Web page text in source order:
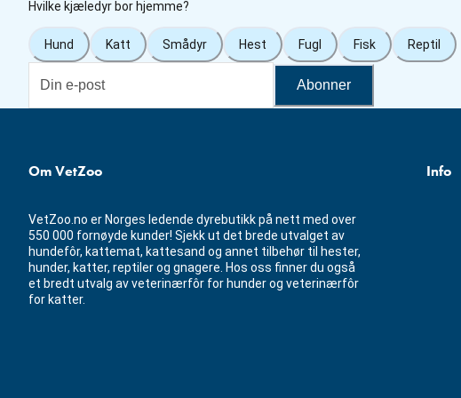
Hvilke kjæledyr bor hjemme?
Hund Katt Smådyr Hest Fugl Fisk Reptil
Abonner
Om VetZoo
VetZoo.no er Norges ledende dyrebutikk på nett med over
550 000 fornøyde kunder! Sjekk ut det brede utvalget av
hundefôr, kattemat, kattesand og annet tilbehør til hester,
hunder, katter, reptiler og gnagere. Hos oss finner du også
et bredt utvalg av veterinærfôr for hunder og veterinærfôr
for katter.
Info